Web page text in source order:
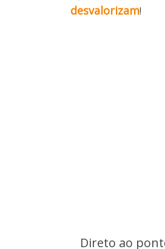
desvalorizam!
Direto ao